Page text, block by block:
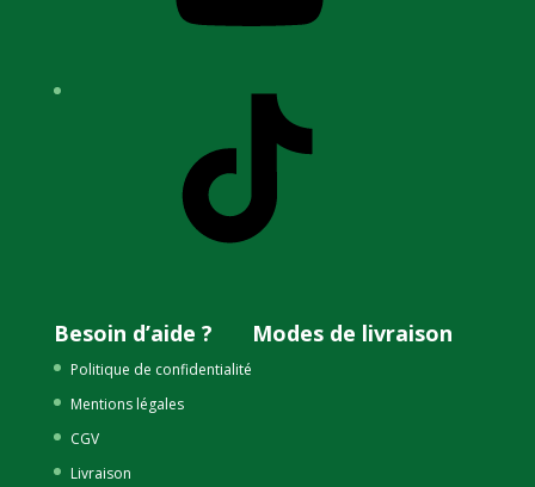
Besoin d’aide ?
Politique de confidentialité
Mentions légales
CGV
Livraison
Modes de livraison